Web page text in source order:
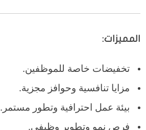
المميزات:
تخفيضات خاصة للموظفين.
مزايا تنافسية وحوافز مجزية.
بيئة عمل احترافية وتطور مستمر.
فرص نمو وتطوير وظيفي.